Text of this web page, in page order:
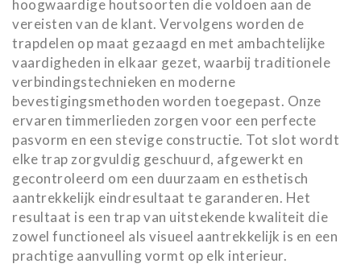
hoogwaardige houtsoorten die voldoen aan de
vereisten van de klant. Vervolgens worden de
trapdelen op maat gezaagd en met ambachtelijke
vaardigheden in elkaar gezet, waarbij traditionele
verbindingstechnieken en moderne
bevestigingsmethoden worden toegepast. Onze
ervaren timmerlieden zorgen voor een perfecte
pasvorm en een stevige constructie. Tot slot wordt
elke trap zorgvuldig geschuurd, afgewerkt en
gecontroleerd om een duurzaam en esthetisch
aantrekkelijk eindresultaat te garanderen. Het
resultaat is een trap van uitstekende kwaliteit die
zowel functioneel als visueel aantrekkelijk is en een
prachtige aanvulling vormt op elk interieur.